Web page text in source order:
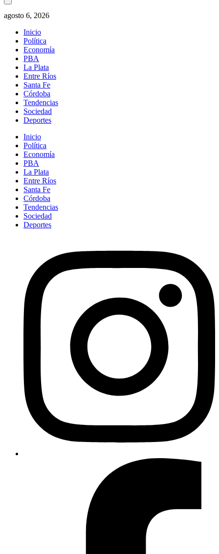
agosto 6, 2026
Inicio
Política
Economía
PBA
La Plata
Entre Ríos
Santa Fe
Córdoba
Tendencias
Sociedad
Deportes
Inicio
Política
Economía
PBA
La Plata
Entre Ríos
Santa Fe
Córdoba
Tendencias
Sociedad
Deportes